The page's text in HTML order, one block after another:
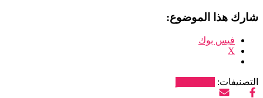
شارك هذا الموضوع:
فيس بوك
X
التصنيفات: